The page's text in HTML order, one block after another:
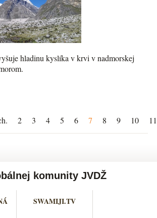
hladinu kyslíka v krvi v nadmorskej
2 3 4 5 6 7 8 9 10 11
komunity JVDŽ
SWAMIJI.TV